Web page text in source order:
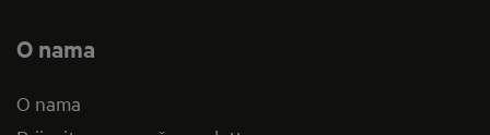
O nama
O nama